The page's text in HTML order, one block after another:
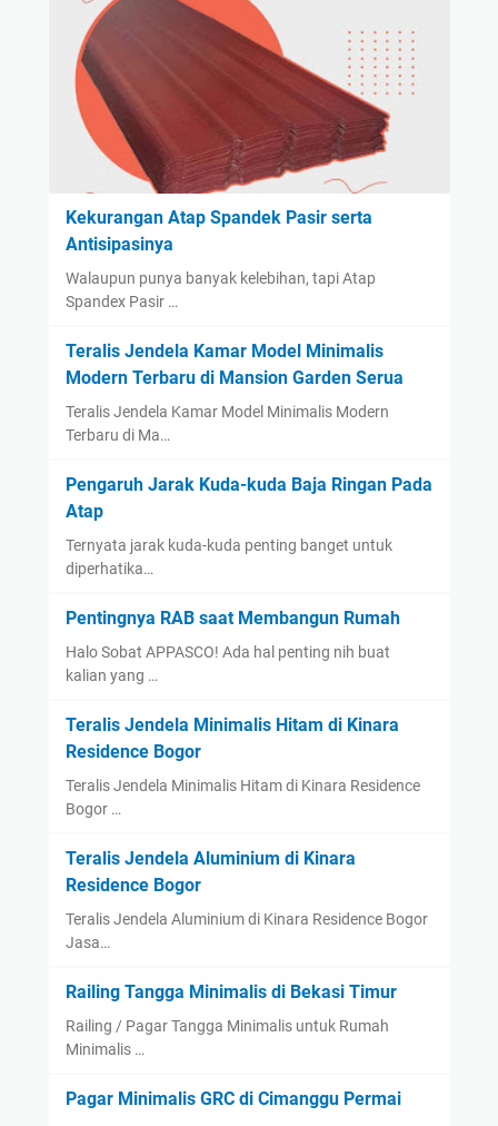
Kekurangan Atap Spandek Pasir serta
Antisipasinya
Walaupun punya banyak kelebihan, tapi Atap
Spandex Pasir …
Teralis Jendela Kamar Model Minimalis
Modern Terbaru di Mansion Garden Serua
Teralis Jendela Kamar Model Minimalis Modern
Terbaru di Ma…
Pengaruh Jarak Kuda-kuda Baja Ringan Pada
Atap
Ternyata jarak kuda-kuda penting banget untuk
diperhatika…
Pentingnya RAB saat Membangun Rumah
Halo Sobat APPASCO! Ada hal penting nih buat
kalian yang …
Teralis Jendela Minimalis Hitam di Kinara
Residence Bogor
Teralis Jendela Minimalis Hitam di Kinara Residence
Bogor …
Teralis Jendela Aluminium di Kinara
Residence Bogor
Teralis Jendela Aluminium di Kinara Residence Bogor
Jasa…
Railing Tangga Minimalis di Bekasi Timur
Railing / Pagar Tangga Minimalis untuk Rumah
Minimalis …
Pagar Minimalis GRC di Cimanggu Permai